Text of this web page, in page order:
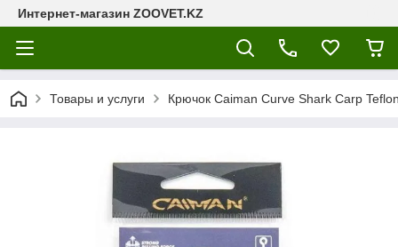
Интернет-магазин ZOOVET.KZ
Товары и услуги Крючок Caiman Curve Shark Carp